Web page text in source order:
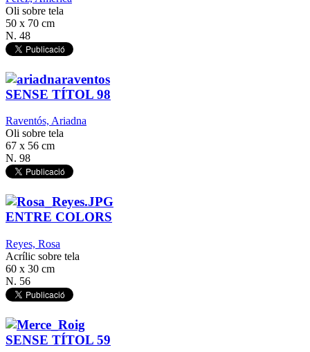
Oli sobre tela
50 x 70 cm
N. 48
SENSE TÍTOL 98
Raventós, Ariadna
Oli sobre tela
67 x 56 cm
N. 98
ENTRE COLORS
Reyes, Rosa
Acrílic sobre tela
60 x 30 cm
N. 56
SENSE TÍTOL 59